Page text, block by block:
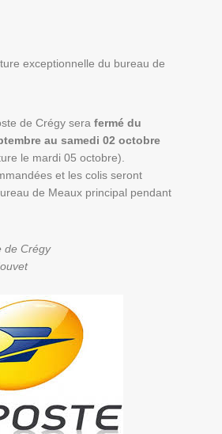
exceptionnelle du bureau de
de Crégy sera fermé du
au samedi 02 octobre
le mardi 05 octobre).
et les colis seront
de Meaux principal pendant
de Crégy